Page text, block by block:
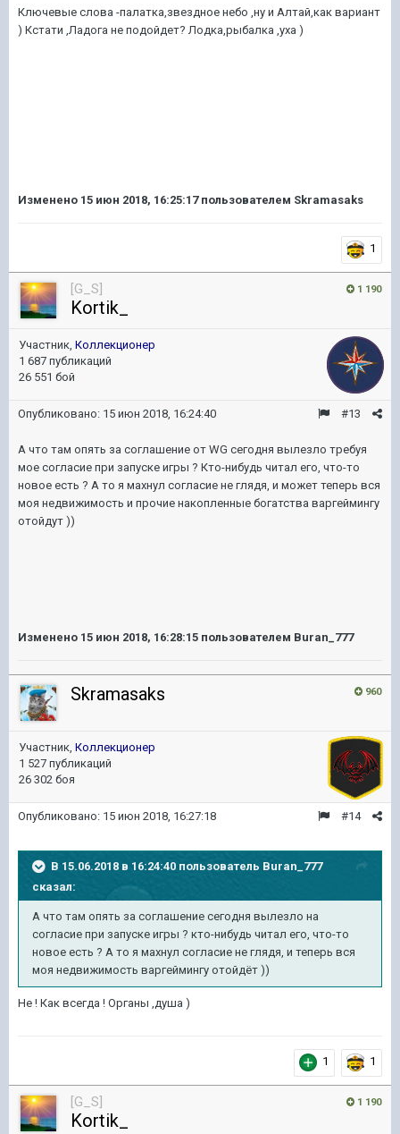
Ключевые слова -палатка,звездное небо ,ну и Алтай,как вариант
) Кстати ,Ладога не подойдет? Лодка,рыбалка ,уха )
Изменено 15 июн 2018, 16:25:17пользователем Skramasaks
1
1 190
[G_S]
Kortik_
Участник, Коллекционер
1 687 публикаций
26 551 бой
#13
Опубликовано: 15 июн 2018, 16:24:40
А что там опять за соглашение от WG сегодня вылезло требуя
мое согласие при запуске игры ? Кто-нибудь читал его, что-то
новое есть ? А то я махнул согласие не глядя, и может теперь вся
моя недвижимость и прочие накопленные богатства варгеймингу
отойдут ))
Изменено 15 июн 2018, 16:28:15 пользователем Buran_777
960
Skramasaks
Участник, Коллекционер
1 527 публикаций
26 302 боя
#14
Опубликовано: 15 июн 2018, 16:27:18
В 15.06.2018 в 16:24:40 пользователь Buran_777
сказал:
А что там опять за соглашение сегодня вылезло на
согласие при запуске игры ? кто-нибудь читал его, что-то
новое есть ? А то я махнул согласие не глядя, и теперь вся
моя недвижимость варгеймингу отойдёт ))
Не ! Как всегда ! Органы ,душа )
1 1
1 190
[G_S]
Kortik_